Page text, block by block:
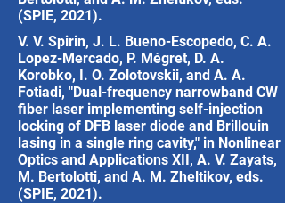
(SPIE, 2021).
V. V. Spirin, J. L. Bueno-Escopedo, C. A.
Lopez-Mercado, P. Mégret, D. A.
Korobko, I. O. Zolotovskii, and A. A.
Fotiadi, "Dual-frequency narrowband CW
fiber laser implementing self-injection
locking of DFB laser diode and Brillouin
lasing in a single ring cavity," in Nonlinear
Optics and Applications XII, A. V. Zayats,
M. Bertolotti, and A. M. Zheltikov, eds.
(SPIE, 2021).